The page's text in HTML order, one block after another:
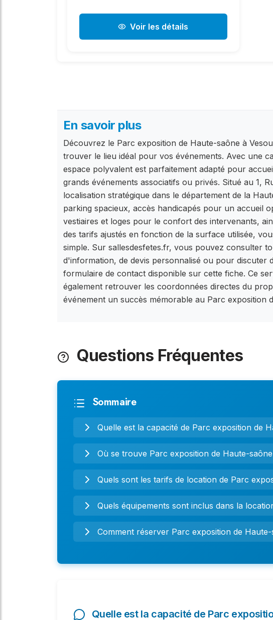
Voir les détails
En savoir plus
Découvrez le Parc exposition de Haute-saône à
trouver le lieu idéal pour vos événements. Avec une
espace polyvalent est parfaitement adapté pour
grands événements associatifs ou privés. Situé au 1,
localisation stratégique dans le département de la
parking spacieux, accès handicapés pour un accueil
vestiaires et loges pour le confort des intervenants,
des tarifs ajustés en fonction de la surface utilisée,
simple. Sur sallesdesfetes.fr, vous pouvez consulter
d'information, de devis personnalisé ou pour discuter
formulaire de contact disponible sur cette fiche. Ce
également retrouver les coordonnées directes du
événement un succès mémorable au Parc exposition
Questions Fréquentes
Sommaire
Quelle est la capacité de Parc exposition de
Où se trouve Parc exposition de Haute-
Quels sont les tarifs de location de Parc
Quels équipements sont inclus dans la
Comment réserver Parc exposition de
Quelle est la capacité de Parc